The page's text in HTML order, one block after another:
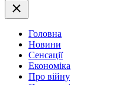
Закрити
Головна
Новини
Сенсації
Економіка
Про війну